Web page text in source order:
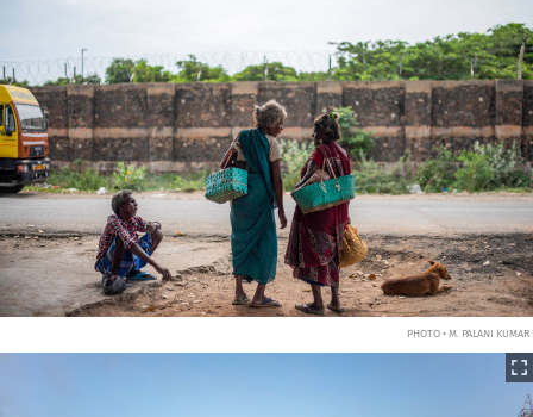
PHOTO • M. PALANI KUMAR